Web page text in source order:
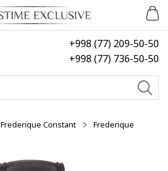
+998 (77) 209-50-50
+998 (77) 736-50-50
Frederique Constant
Frederique